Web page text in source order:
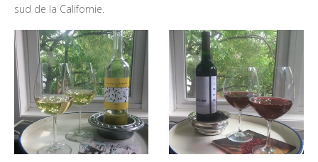
sud de la Californie.